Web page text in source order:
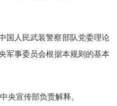
人民武装警察部队党委理论
军事委员会根据本规则的基本
宣传部负责解释。